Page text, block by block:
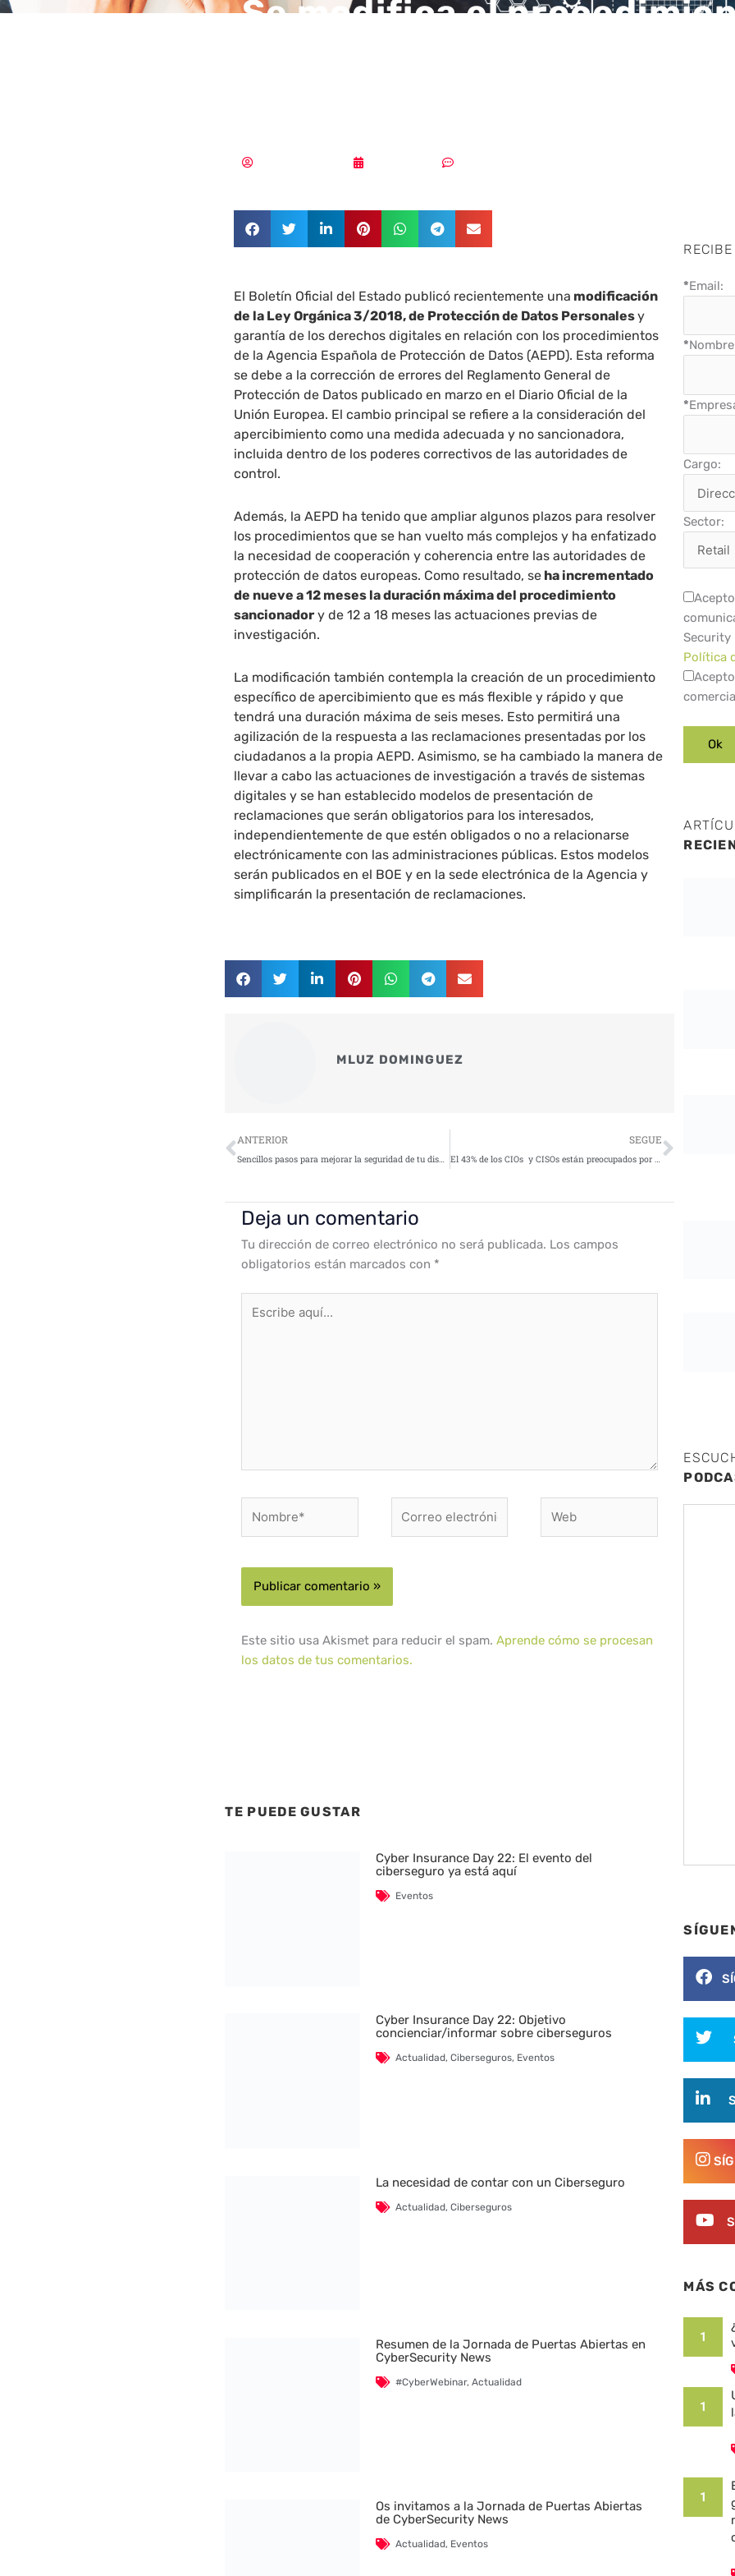
Se modifica el
El Boletín Oficial del Estado publicó recientemente una modificación
de la Ley Orgánica 3/2018, de Protección de Datos Personalesy
garantía de los derechos digitales en relación con los procedimientos
de la Agencia Española de Protección de Datos (AEPD). Esta reforma
se debe a la corrección de errores del Reglamento General de
Protección de Datos publicado en marzo en el Diario Oficial de la
Unión Europea. El cambio principal se refiere a la consideración del
apercibimiento como una medida adecuada y no sancionadora,
incluida dentro de los poderes correctivos de las autoridades de
control.
Además, la AEPD ha tenido que ampliar algunos plazos para resolver
los procedimientos que se han vuelto más complejos y ha enfatizado
la necesidad de cooperación y coherencia entre las autoridades de
protección de datos europeas. Como resultado, se ha incrementado
de nueve a 12 meses la duración máxima del procedimiento
sancionador y de 12 a 18 meses las actuaciones previas de
investigación.
La modificación también contempla la creación de un procedimiento
específico de apercibimiento que es más flexible y rápido y que
tendrá una duración máxima de seis meses. Esto permitirá una
agilización de la respuesta a las reclamaciones presentadas por los
ciudadanos a la propia AEPD. Asimismo, se ha cambiado la manera de
llevar a cabo las actuaciones de investigación a través de sistemas
digitales y se han establecido modelos de presentación de
reclamaciones que serán obligatorios para los interesados,
independientemente de que estén obligados o no a relacionarse
electrónicamente con las administraciones públicas. Estos modelos
serán publicados en el BOE y en la sede electrónica de la Agencia y
simplificarán la presentación de reclamaciones.
MLUZ DOMINGUEZ
Ant
ANTERIOR
Sencillos pasos para mejorar la seguridad de tu dispositivo
SEGUE
El 43% de los CIOs y CISOs están preocupados por los ataques directos a través de servicios en la nube
Deja un comentario
Tu dirección de correo electrónico no será publicada. Los campos
obligatorios están marcados con *
aquí...
electrónico*
Este sitio usa Akismet para reducir el spam.Aprende cómo se procesan
los datos de tus comentarios.
TE PUEDE GUSTAR
Cyber Insurance Day 22: El evento del
ciberseguro ya está aquí
Eventos
Cyber Insurance Day 22: Objetivo
concienciar/informar sobre ciberseguros
Actualidad, Ciberseguros, Eventos
La necesidad de contar con un Ciberseguro
Actualidad, Ciberseguros
Resumen de la Jornada de Puertas Abiertas en
CyberSecurity News
#CyberWebinar, Actualidad
Os invitamos a la Jornada de Puertas Abiertas
de CyberSecurity News
Actualidad, Eventos
*Email:
*
*
Cargo:
Sector:
Security
Política
MÁS
1
1
1